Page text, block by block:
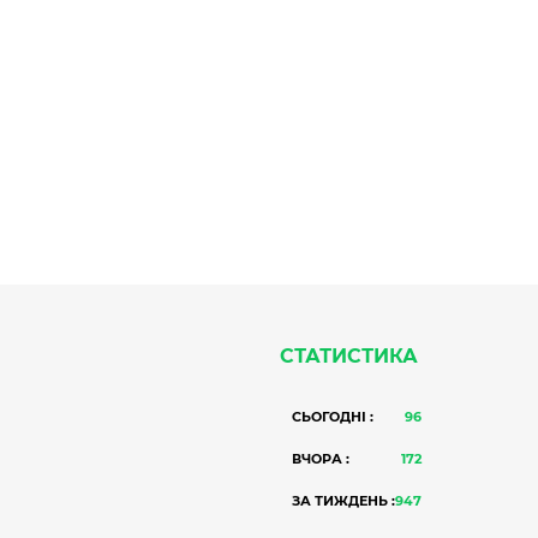
СТАТИСТИКА
СЬОГОДНІ : 96
ВЧОРА : 172
ЗА ТИЖДЕНЬ :947